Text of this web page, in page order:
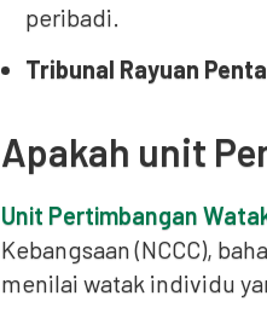
peribadi.
Tribunal Rayuan
Apakah unit
Unit Pertimbangan
Kebangsaan (NCCC),
menilai watak individu